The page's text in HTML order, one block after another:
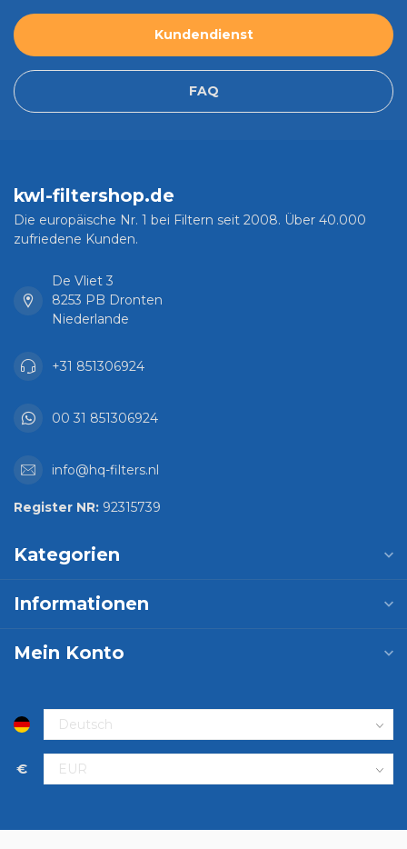
Kundendienst
FAQ
kwl-filtershop.de
Die europäische Nr. 1 bei Filtern seit 2008. Über 40.000
zufriedene Kunden.
De Vliet 3
8253 PB Dronten
Niederlande
+31 851306924
00 31 851306924
info@hq-filters.nl
Register NR: 92315739
Kategorien
Informationen
Mein Konto
€